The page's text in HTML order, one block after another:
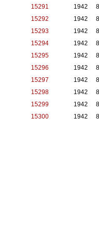
15291 1942
15292 1942
15293 1942
15294 1942
15295 1942
15296 1942
15297 1942
15298 1942
15299 1942
15300 1942